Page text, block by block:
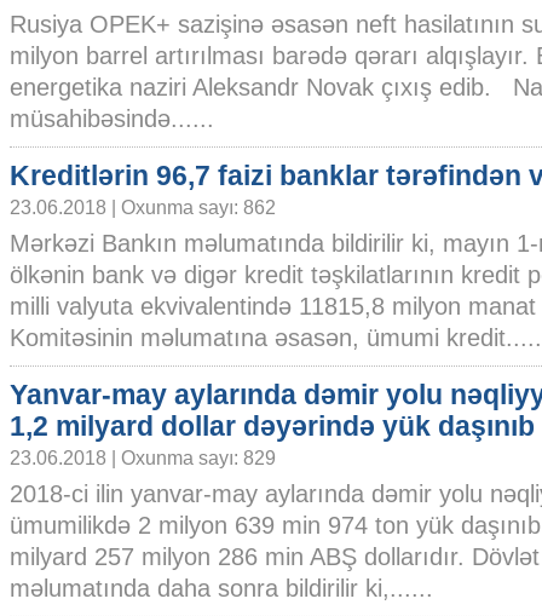
Rusiya OPEK+ sazişinə əsasən neft hasilatının
milyon barrel artırılması barədə qərarı
energetika naziri Aleksandr Novak çıxış edib.
müsahibəsində......
Kreditlərin 96,7 faizi banklar tərəfindən
23.06.2018 | Oxunma sayı: 862
Mərkəzi Bankın məlumatında bildirilir ki, mayın
ölkənin bank və digər kredit təşkilatlarının kredit
milli valyuta ekvivalentində 11815,8 milyon
Komitəsinin məlumatına əsasən, ümumi
Yanvar-may aylarında dəmir yolu
1,2 milyard dollar dəyərində yük daşınıb
23.06.2018 | Oxunma sayı: 829
2018-ci ilin yanvar-may aylarında dəmir yolu
ümumilikdə 2 milyon 639 min 974 ton yük
milyard 257 milyon 286 min ABŞ dollarıdır.
məlumatında daha sonra bildirilir ki,......